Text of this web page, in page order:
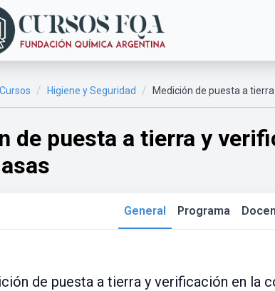
Higiene y Seguridad Medición de puesta a
de puesta a tierra y
General Programa
de puesta a tierra y verificación en la